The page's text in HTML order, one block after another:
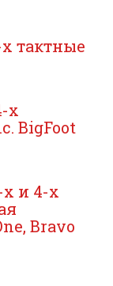
х тактные
х
BigFoot
х и 4-х
Bravo